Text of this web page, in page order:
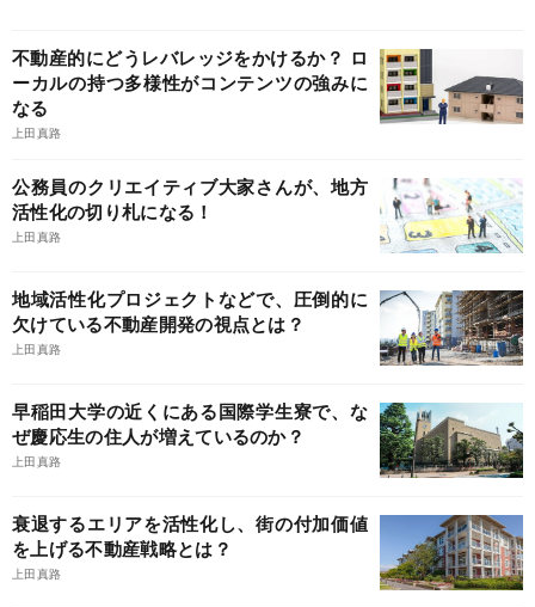
不動産的にどうレバレッジをかけるか？ ロ
ーカルの持つ多様性がコンテンツの強みに
なる
上田真路
公務員のクリエイティブ大家さんが、地方
活性化の切り札になる！
上田真路
地域活性化プロジェクトなどで、圧倒的に
欠けている不動産開発の視点とは？
上田真路
早稲田大学の近くにある国際学生寮で、な
ぜ慶応生の住人が増えているのか？
上田真路
衰退するエリアを活性化し、街の付加価値
を上げる不動産戦略とは？
上田真路